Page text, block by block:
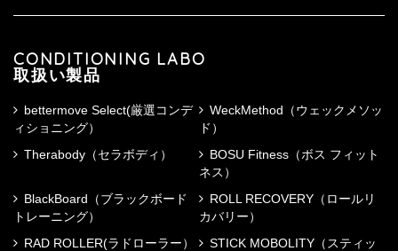
CONDITIONING LABO
取扱い製品
bettermove Select(厳選コンデ
ィショニング）
WeckMethod（ウェックメソッ
ド）
Therabody（セラボディ）
BOSU Fitness（ボス フィット
ネス）
BlackBoard（ブラックボード
トレーニング）
ROLL RECOVERY（ロールリ
カバリー）
RAD ROLLER(ラドローラー）
STICK MOBOLITY（スティッ